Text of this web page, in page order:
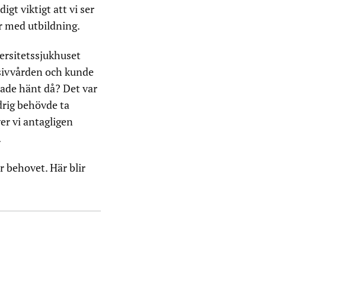
viktigt att vi ser
med utbildning.
och kunde
hänt då? Det var
behövde ta
vi antagligen
behovet. Här blir